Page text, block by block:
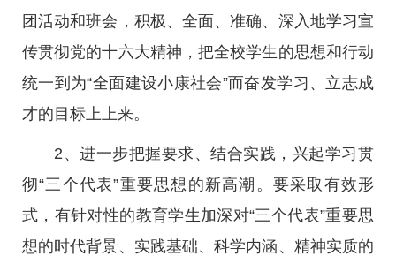
团活动和班会，积极、全面、准确、深入地学习宣
传贯彻党的十六大精神，把全校学生的思想和行动
统一到为“全面建设小康社会”而奋发学习、立志成
才的目标上上来。
2、进一步把握要求、结合实践，兴起学习贯
彻“三个代表”重要思想的新高潮。要采取有效形
式，有针对性的教育学生加深对“三个代表”重要思
想的时代背景、实践基础、科学内涵、精神实质的